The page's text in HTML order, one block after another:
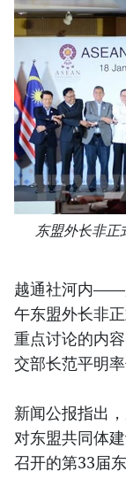
东盟外长非正
越通社河内——
午东盟外长非
重点讨论的内
交部长范平明
新闻公报指出
对东盟共同体
召开的第33届